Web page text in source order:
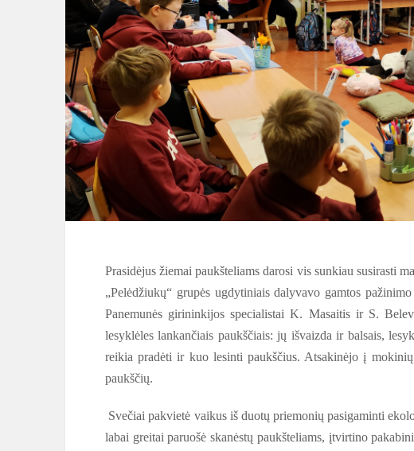
Prasidėjus žiemai paukšteliams darosi vis sunkiau susirasti
„Pelėdžiukų“ grupės ugdytiniais dalyvavo gamtos
Panemunės girininkijos specialistai K. Masaitis ir S.
lesyklėles lankančiais paukščiais: jų išvaizda ir balsais,
reikia pradėti ir kuo lesinti paukščius. Atsakinėjo į
paukščių.
Svečiai pakvietė vaikus iš duotų priemonių pasigaminti
labai greitai paruošė skanėstų paukšteliams, įtvirtino